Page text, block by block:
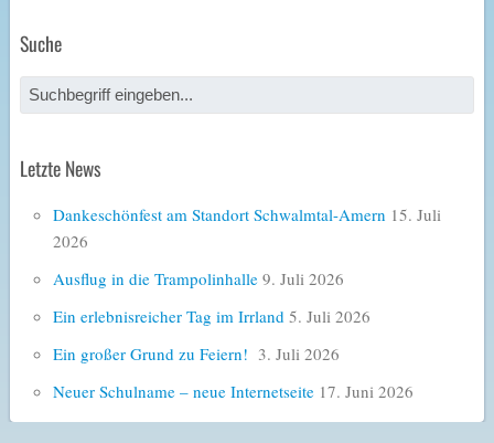
Suche
Letzte News
Dankeschönfest am Standort Schwalmtal-Amern 15. Juli
2026
Ausflug in die Trampolinhalle 9. Juli 2026
Ein erlebnisreicher Tag im Irrland 5. Juli 2026
Ein großer Grund zu Feiern! 3. Juli 2026
Neuer Schulname – neue Internetseite 17. Juni 2026